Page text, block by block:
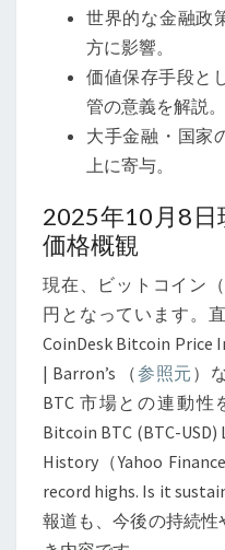
世界的な金融政
方に影響。
価値保存手段と
管の意義を解説。
大手金融・国家
上に寄与。
2025年10月8
価格概観
現在、ビットコイン
円となっています。
CoinDesk Bitcoin Price
| Barron’s （参照元 ）
BTC 市場との連動性
Bitcoin BTC (BTC-USD)
History（Yahoo
record highs. Is it
報道も、今後の持続